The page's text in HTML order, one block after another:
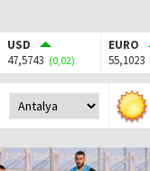
USD
47,5743 (0,02)
EURO
55,1023